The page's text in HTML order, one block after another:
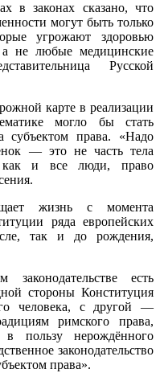
в законах сказано, что
могут быть только
угрожают здоровью
не любые медицинские
Русской
карте в реализации
могло бы стать
субъектом права. «Надо
— это не часть тела
и все люди, право
жизнь с момента
ряда европейских
так и до рождения,
есть
стороны Конституция
человека, с другой —
римского права,
в пользу нерождённого
законодательство
права».